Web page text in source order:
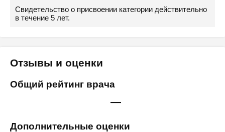
Свидетельство о присвоении категории действительно
в течение 5 лет.
Отзывы и оценки
Общий рейтинг врача
—
Дополнительные оценки